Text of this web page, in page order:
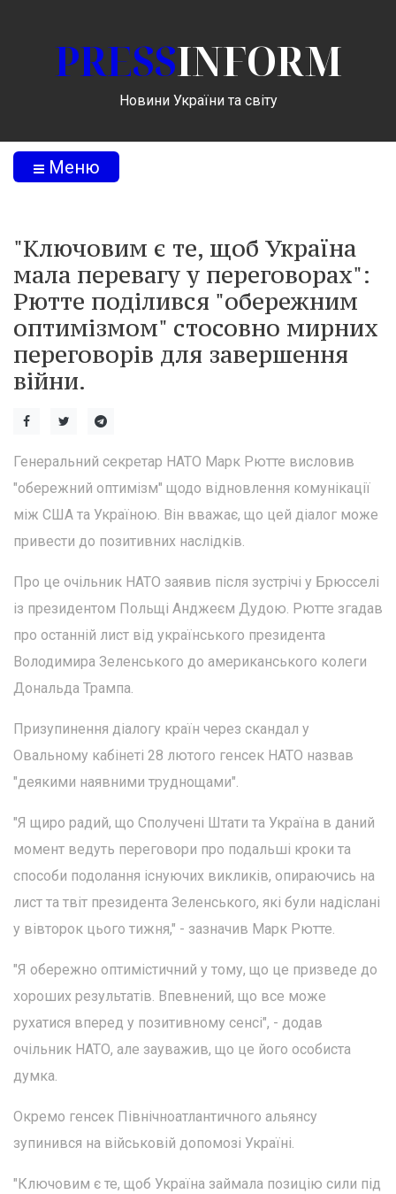
PRESSINFORM
Новини України та світу
Меню
"Ключовим є те, щоб Україна
мала перевагу у переговорах":
Рютте поділився "обережним
оптимізмом" стосовно мирних
переговорів для завершення
війни.
Генеральний секретар НАТО Марк Рютте висловив
"обережний оптимізм" щодо відновлення комунікації
між США та Україною. Він вважає, що цей діалог може
привести до позитивних наслідків.
Про це очільник НАТО заявив після зустрічі у Брюсселі
із президентом Польщі Анджеєм Дудою. Рютте згадав
про останній лист від українського президента
Володимира Зеленського до американського колеги
Дональда Трампа.
Призупинення діалогу країн через скандал у
Овальному кабінеті 28 лютого генсек НАТО назвав
"деякими наявними труднощами".
"Я щиро радий, що Сполучені Штати та Україна в даний
момент ведуть переговори про подальші кроки та
способи подолання існуючих викликів, опираючись на
лист та твіт президента Зеленського, які були надіслані
у вівторок цього тижня," - зазначив Марк Рютте.
"Я обережно оптимістичний у тому, що це призведе до
хороших результатів. Впевнений, що все може
рухатися вперед у позитивному сенсі", - додав
очільник НАТО, але зауважив, що це його особиста
думка.
Окремо генсек Північноатлантичного альянсу
зупинився на військовій допомозі Україні.
"Ключовим є те, щоб Україна займала позицію сили під